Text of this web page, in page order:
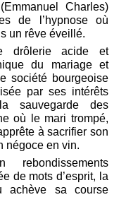
Charles)
de l’hypnose où
un rêve éveillé.
drôlerie acide et
du mariage et
société bourgeoise
par ses intérêts
sauvegarde des
où le mari trompé,
à sacrifier son
négoce en vin.
de mots d’esprit, la
achève sa course